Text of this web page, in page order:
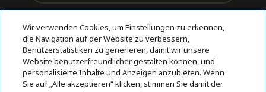
Kostenloser
Versand
vor und nach
dem Kauf
Sichere
Zahlungsoptionen
© 2026 Acer Inc.
CPYou BV ist der autorisierte Wiederverkäufer und Händler der
Wir verwenden Cookies, um Einstellungen zu erkennen,
die Navigation auf der Website zu verbessern,
Benutzerstatistiken zu generieren, damit wir unsere
Website benutzerfreundlicher gestalten können, und
personalisierte Inhalte und Anzeigen anzubieten. Wenn
Sie auf „Alle akzeptieren“ klicken, stimmen Sie damit der